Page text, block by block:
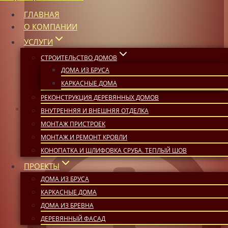
ГЛАВНАЯ
О КОМПАНИИ
УСЛУГИ
СТРОИТЕЛЬСТВО ДОМОВ
ДОМА ИЗ БРУСА
КАРКАСНЫЕ ДОМА
РЕКОНСТРУКЦИЯ ДЕРЕВЯННЫХ ДОМОВ
ВНУТРЕННЯЯ И ВНЕШНЯЯ ОТДЕЛКА
МОНТАЖ ПРИСТРОЕК
МОНТАЖ И РЕМОНТ КРОВЛИ
КОНОПАТКА И ШЛИФОВКА СРУБА. ТЕПЛЫЙ ШОВ
ПРОЕКТЫ
ДОМА ИЗ БРУСА
КАРКАСНЫЕ ДОМА
ДОМА ИЗ БРЕВНА
ДЕРЕВЯННЫЙ ФАСАД
27 августа, 2023